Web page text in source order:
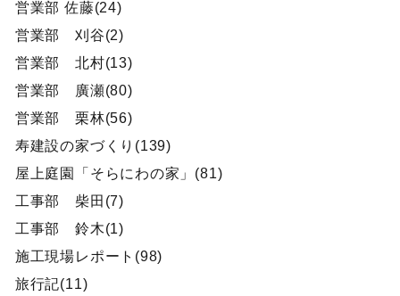
営業部 佐藤(24)
営業部 刈谷(2)
営業部 北村(13)
営業部 廣瀬(80)
営業部 栗林(56)
寿建設の家づくり(139)
屋上庭園「そらにわの家」(81)
工事部 柴田(7)
工事部 鈴木(1)
施工現場レポート(98)
旅行記(11)